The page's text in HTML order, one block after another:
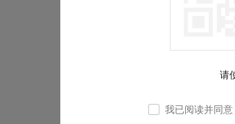
请
我已阅读并同意